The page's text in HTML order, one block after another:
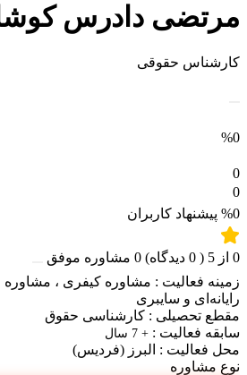
مرتضی دادرس
کارشناس حقوقی
%0
0
0
%0 پیشنهاد کاربران
0 از 5
(
0 دیدگاه) 0 مشاوره موفق
زمینه فعالیت : مشاوره کیفری ، مشاوره
رایانه‌ای و سایبری
مقطع تحصیلی : کارشناسی حقوق
سابقه فعالیت : + 7 سال
محل فعالیت : البرز (فردیس)
نوع مشاوره